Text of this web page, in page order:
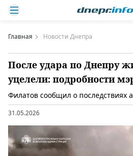
Главная Новости Днепра
После удара по Днепру
уцелели: подробности
Филатов сообщил о последствиях
31.05.2026